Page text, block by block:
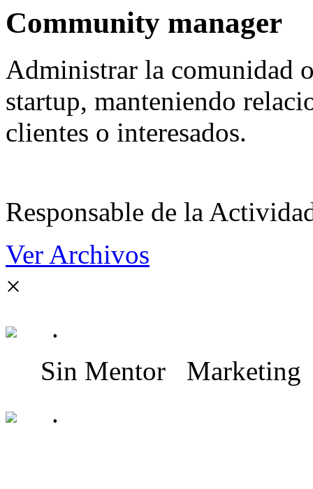
Community manager
Administrar la comunidad
startup, manteniendo
clientes o interesados.
Responsable de la
Ver Archivos
×
.
Sin Mentor Marketing
.